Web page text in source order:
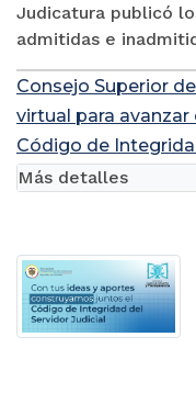
Judicatura publicó
admitidas e
Consejo Superior
virtual para
Código de
Más detalles